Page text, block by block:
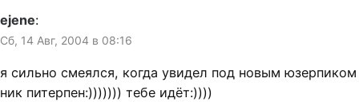
ejene:
Сб, 14 Авг, 2004 в 08:16
я сильно смеялся, когда увидел под новым юзерпиком
ник питерпен:))))))) тебе идёт:))))